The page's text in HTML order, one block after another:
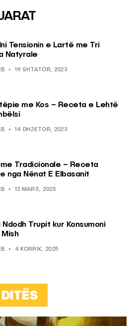
Tensionin e Lartë me Tri
Natyrale
19 SHTATOR, 2023
me Kos – Receta e Lehtë
14 DHJETOR, 2023
Tradicionale – Receta
nga Nënat E Elbasanit
13 MARS, 2025
Trupit kur Konsumoni
Mish
4 KORRIK, 2025